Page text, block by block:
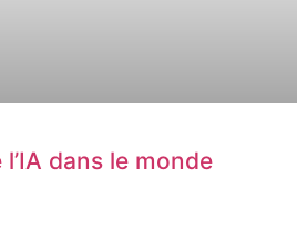
dans le monde